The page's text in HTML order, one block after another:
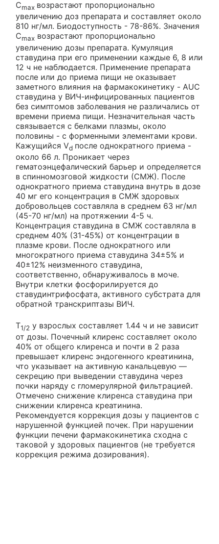
Cmax возрастают пропорционально
увеличению доз препарата и составляет около
810 нг/мл. Биодоступность - 78-86%. Значения
Cmax возрастают пропорционально
увеличению дозы препарата. Кумуляция
ставудина при его применении каждые 6, 8 или
12 ч не наблюдается. Применение препарата
после или до приема пищи не оказывает
заметного влияния на фармакокинетику - AUC
ставудина у ВИЧ-инфицированных пациентов
без симптомов заболевания не различались от
времени приема пищи. Незначительная часть
связывается с белками плазмы, около
половины - с форменными элементами крови.
Кажущийся Vd после однократного приема -
около 66 л. Проникает через
гематоэнцефалический барьер и определяется
в спинномозговой жидкости (СМЖ). После
однократного приема ставудина внутрь в дозе
40 мг его концентрация в СМЖ здоровых
добровольцев составляла в среднем 63 нг/мл
(45-70 нг/мл) на протяжении 4-5 ч.
Концентрация ставудина в СМЖ составляла в
среднем 40% (31-45%) от концентрации в
плазме крови. После однократного или
многократного приема ставудина 34±5% и
40±12% неизменного ставудина,
соответственно, обнаруживалось в моче.
Внутри клетки фосфорилируется до
ставудинтрифосфата, активного субстрата для
обратной транскриптазы ВИЧ.
T1/2 у взрослых составляет 1.44 ч и не зависит
от дозы. Почечный клиренс составляет около
40% от общего клиренса и почти в 2 раза
превышает клиренс эндогенного креатинина,
что указывает на активную канальцевую —
секрецию при выведении ставудина через
почки наряду с гломерулярной фильтрацией.
Отмечено снижение клиренса ставудина при
снижении клиренса креатинина.
Рекомендуется коррекция дозы у пациентов с
нарушенной функцией почек. При нарушении
функции печени фармакокинетика сходна с
таковой у здоровых пациентов (не требуется
коррекция режима дозирования).